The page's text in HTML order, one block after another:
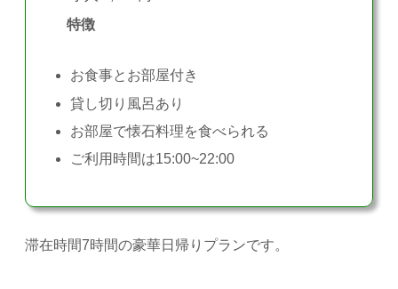
特徴
お食事とお部屋付き
貸し切り風呂あり
お部屋で懐石料理を食べられる
ご利用時間は15:00~22:00
滞在時間7時間の豪華日帰りプランです。